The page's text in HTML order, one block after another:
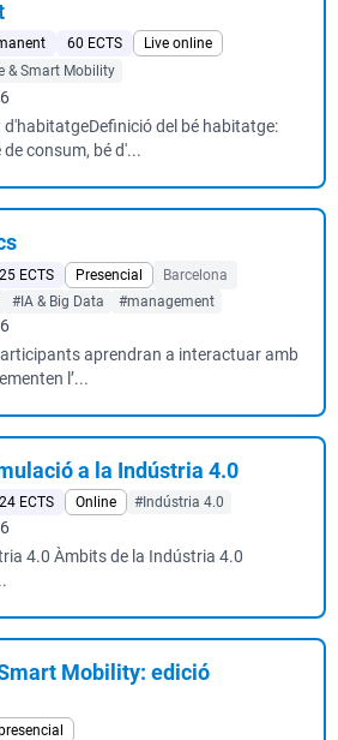
60 ECTS
Live online
& Smart Mobility
del bé habitatge:
consum, bé d'...
25 ECTS Presencial
Barcelona
#IA & Big Data #management
aprendran a interactuar amb
l’...
a la Indústria 4.0
24 ECTS Online #Indústria 4.0
4.0 Àmbits de la Indústria 4.0
Mobility: edició